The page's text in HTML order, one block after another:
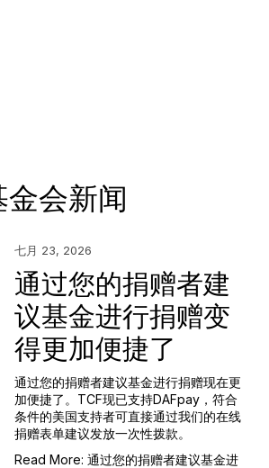
会新闻
七月 23, 2026
通过您的捐赠者建
议基金进行捐赠变
得更加便捷了
通过您的捐赠者建议基金进行捐赠现在更
加便捷了。TCF现已支持DAFpay，符合
条件的美国支持者可直接通过我们的在线
捐赠表单建议发放一次性拨款。
Read More: 通过您的捐赠者建议基金进